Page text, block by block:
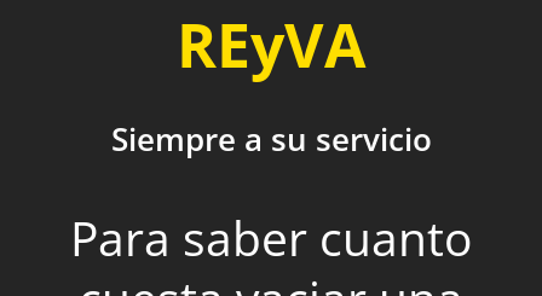
REyVA
Siempre a su servicio
Para saber cuanto